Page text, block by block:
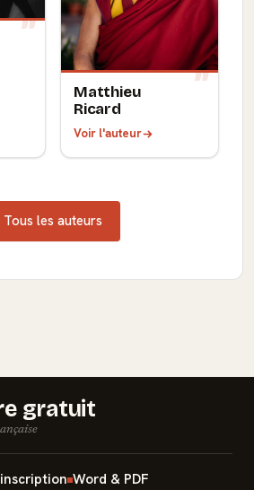
Matthieu
Ricard
Voir l'auteur
Tous les auteurs
gratuit
Word & PDF